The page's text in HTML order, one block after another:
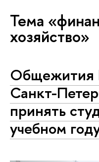
Тема
хозяйство»
Санкт-
принять
учебном